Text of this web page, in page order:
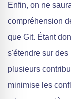
Enfin, on ne
compréhension
que Git. Étant
s'étendre sur
plusieurs
minimise les